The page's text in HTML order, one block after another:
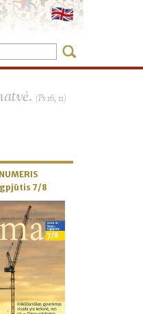
(Ps 16, 11)
7/8